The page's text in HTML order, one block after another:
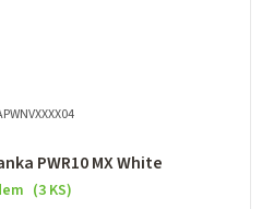
PWR10 MX White
(3 KS)